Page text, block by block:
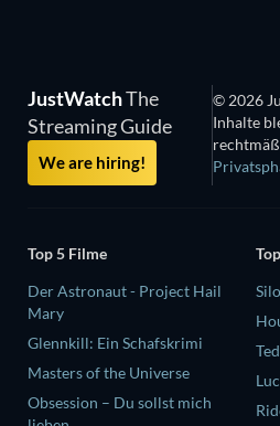
JustWatchThe
Streaming Guide
We are hiring!
© 2026
Inhalte
Top 5 Filme
Der Astronaut - Project Hail
Mary
Glennkill: Ein Schafskrimi
Masters of the Universe
Obsession – Du sollst mich
Silo